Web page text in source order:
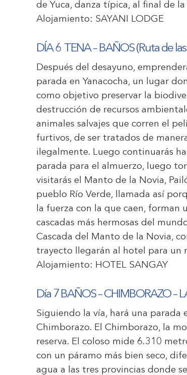
de Yuca, danza típica, al final de
Alojamiento: SAYANI LODGE
DÍA 6 TENA – BAÑOS (Ruta de
Después del desayuno,
parada en Yanacocha, un lugar
como objetivo preservar la
destrucción de recursos
animales salvajes que corren el
furtivos, de ser tratados de
ilegalmente. Luego continuarás
parada para el almuerzo, luego
visitarás el Manto de la Novia,
pueblo Río Verde, llamada así
la fuerza con la que caen, forman
cascadas más hermosas del
Cascada del Manto de la Novia,
trayecto llegarán al hotel para un
Alojamiento: HOTEL SANGAY
Día 7 BAÑOS – CHIMBORAZO –
Siguiendo la vía, hará una parada
Chimborazo. El Chimborazo, la
reserva. El coloso mide 6.310
con un páramo más bien seco,
agua a las tres provincias donde